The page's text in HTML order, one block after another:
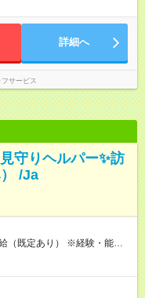
詳細へ
サービス
守りヘルパー✨訪
/Ja
（既定あり） ※経験・能力を